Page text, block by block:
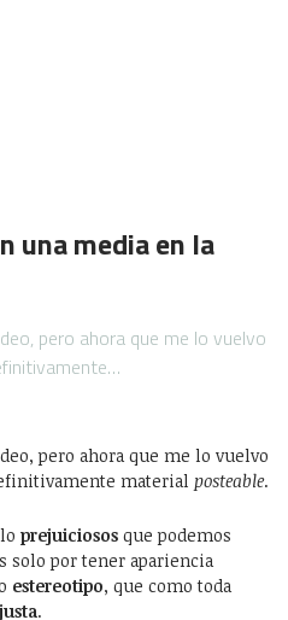
una media en la
pero ahora que me lo vuelvo
pero ahora que me lo vuelvo
material posteable.
prejuiciosos que podemos
solo por tener apariencia
estereotipo, que como toda
.